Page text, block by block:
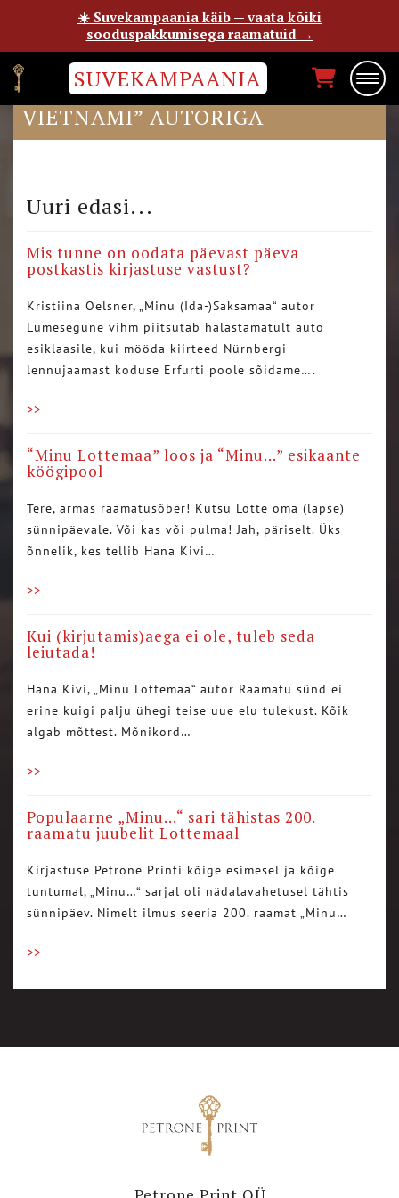
SUVEKAMPAANIA
VESTLUSÕHTU “MINU
VIETNAMI” AUTORIGA
Uuri edasi...
Mis tunne on oodata päevast päeva
postkastis kirjastuse vastust?
Kristiina Oelsner, „Minu (Ida-)Saksamaa“ autor
Lumesegune vihm piitsutab halastamatult auto
esiklaasile, kui mööda kiirteed Nürnbergi
lennujaamast koduse Erfurti poole sõidame….
>>
“Minu Lottemaa” loos ja “Minu…” esikaante
köögipool
Tere, armas raamatusõber! Kutsu Lotte oma (lapse)
sünnipäevale. Või kas või pulma! Jah, päriselt. Üks
õnnelik, kes tellib Hana Kivi…
>>
Kui (kirjutamis)aega ei ole, tuleb seda
leiutada!
Hana Kivi, „Minu Lottemaa“ autor Raamatu sünd ei
erine kuigi palju ühegi teise uue elu tulekust. Kõik
algab mõttest. Mõnikord…
>>
Populaarne „Minu…“ sari tähistas 200.
raamatu juubelit Lottemaal
Kirjastuse Petrone Printi kõige esimesel ja kõige
tuntumal, „Minu…“ sarjal oli nädalavahetusel tähtis
sünnipäev. Nimelt ilmus seeria 200. raamat „Minu…
>>
☀️ Suvekampaania käib — vaata kõiki
sooduspakkumisega raamatuid →